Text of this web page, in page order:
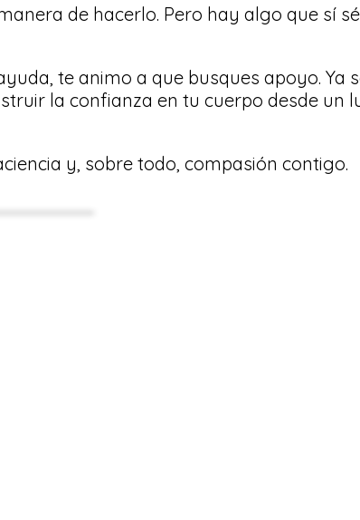
de hacerlo. Pero hay algo que sí
te animo a que busques apoyo. Ya
la confianza en tu cuerpo desde un
y, sobre todo, compasión contigo.